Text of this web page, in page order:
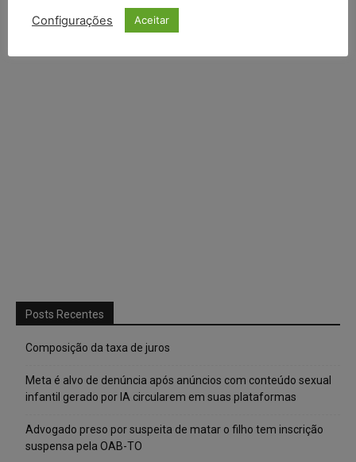
Continuar comX
Posts Recentes
Composição da taxa de juros
Meta é alvo de denúncia após anúncios com conteúdo sexual
infantil gerado por IA circularem em suas plataformas
Advogado preso por suspeita de matar o filho tem inscrição
suspensa pela OAB-TO
Configurações Aceitar